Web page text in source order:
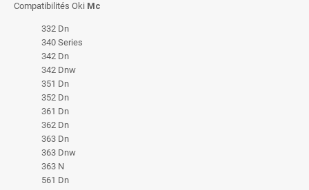
Compatibilités Oki Mc
332 Dn
340 Series
342 Dn
342 Dnw
351 Dn
352 Dn
361 Dn
362 Dn
363 Dn
363 Dnw
363 N
561 Dn